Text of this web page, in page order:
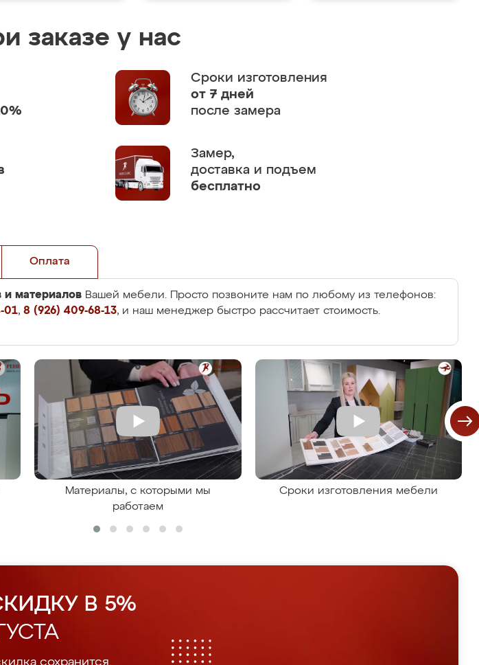
заказе у нас
Сроки изготовления
от 7 дней
после замера
Замер,
доставка и подъем
бесплатно
Оплата
и материалов Вашей мебели. Просто позвоните нам по любому из телефонов:
01, 8 (926) 409-68-13, и наш менеджер быстро рассчитает стоимость.
Материалы, с которыми мы
работаем
Сроки изготовления мебели
В 5%
сохранится.